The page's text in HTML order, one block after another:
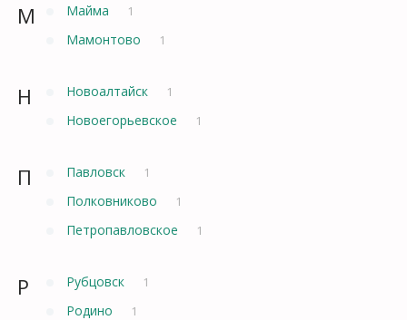
М Майма 1
Мамонтово 1
Н Новоалтайск 1
Новоегорьевское 1
П Павловск 1
Полковниково 1
Петропавловское 1
Р Рубцовск 1
Родино 1